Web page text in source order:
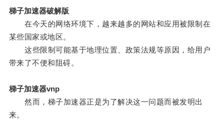
梯子加速器破解版
在今天的网络环境下，越来越多的网站和应用被限制在
某些国家或地区。
这些限制可能基于地理位置、政策法规等原因，给用户
带来了不便和阻碍。
梯子加速器vnp
然而，梯子加速器正是为了解决这一问题而被发明出
来。